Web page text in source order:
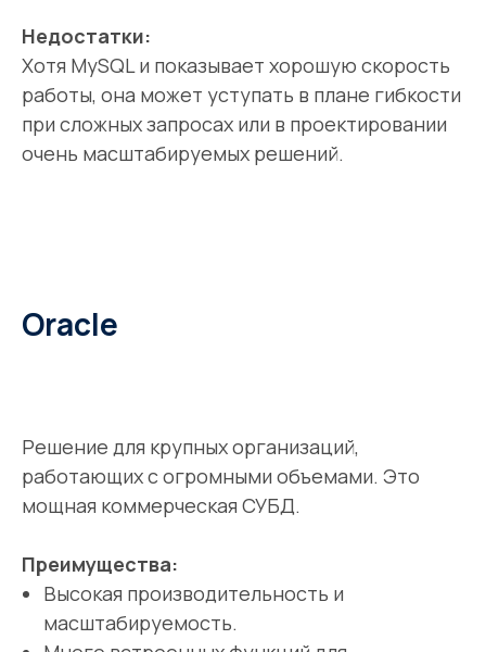
Недостатки:
Хотя MySQL и показывает хорошую скорость
работы, она может уступать в плане гибкости
при сложных запросах или в проектировании
очень масштабируемых решений.
Oracle
Решение для крупных организаций,
работающих с огромными объемами. Это
мощная коммерческая СУБД.
Преимущества:
Высокая производительность и
масштабируемость.